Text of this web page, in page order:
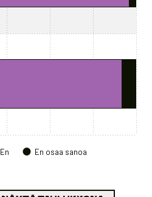
En En osaa sanoa